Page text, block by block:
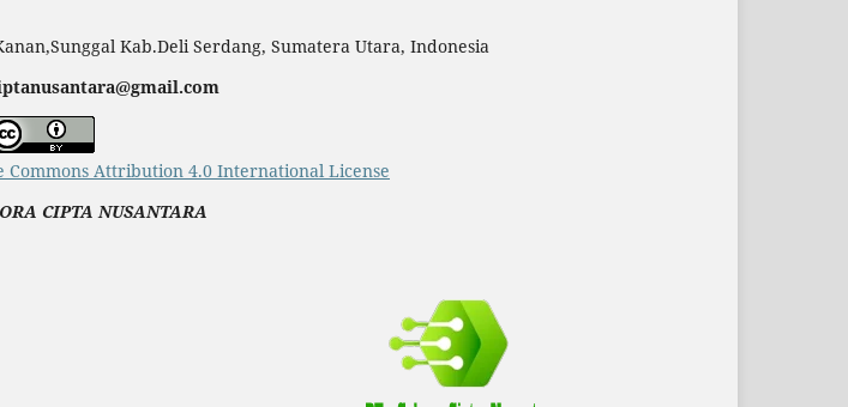
Kab.Deli Serdang, Sumatera Utara, Indonesia
Commons Attribution 4.0 International License
CIPTA NUSANTARA